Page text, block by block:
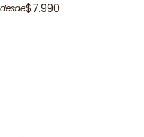
desde$7.990